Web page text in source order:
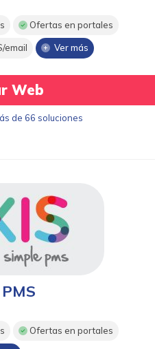
Ofertas en portales
email Ver más
Web
de 66 soluciones
Ofertas en portales